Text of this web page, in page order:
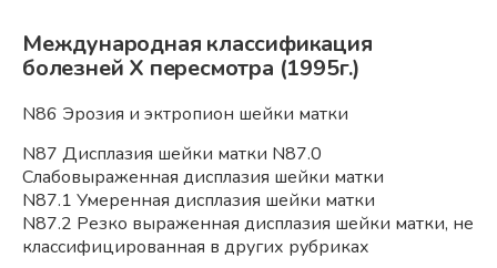
Международная классификация
болезней Х пересмотра (1995г.)
N86 Эрозия и эктропион шейки матки
N87 Дисплазия шейки матки N87.0
Слабовыраженная дисплазия шейки матки
N87.1 Умеренная дисплазия шейки матки
N87.2 Резко выраженная дисплазия шейки матки, не
классифицированная в других рубриках